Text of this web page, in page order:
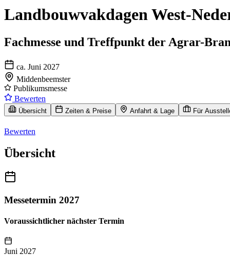
Landbouwvakdagen West-
Fachmesse und Treffpunkt der Agrar-
ca. Juni 2027
Middenbeemster
Publikumsmesse
Bewerten
Übersicht Zeiten & Preise Anfahrt & Lage Für
Bewerten
Übersicht
Messetermin 2027
Voraussichtlicher nächster Termin
Juni 2027